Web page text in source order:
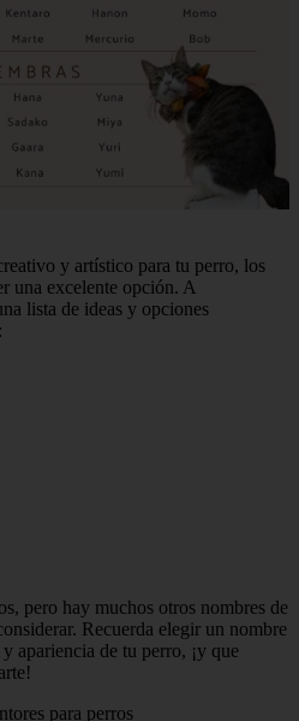
y artístico para tu perro, los
una excelente opción. A
lista de ideas y opciones
pero hay muchos otros nombres de
Recuerda elegir un nombre
apariencia de tu perro, ¡y que